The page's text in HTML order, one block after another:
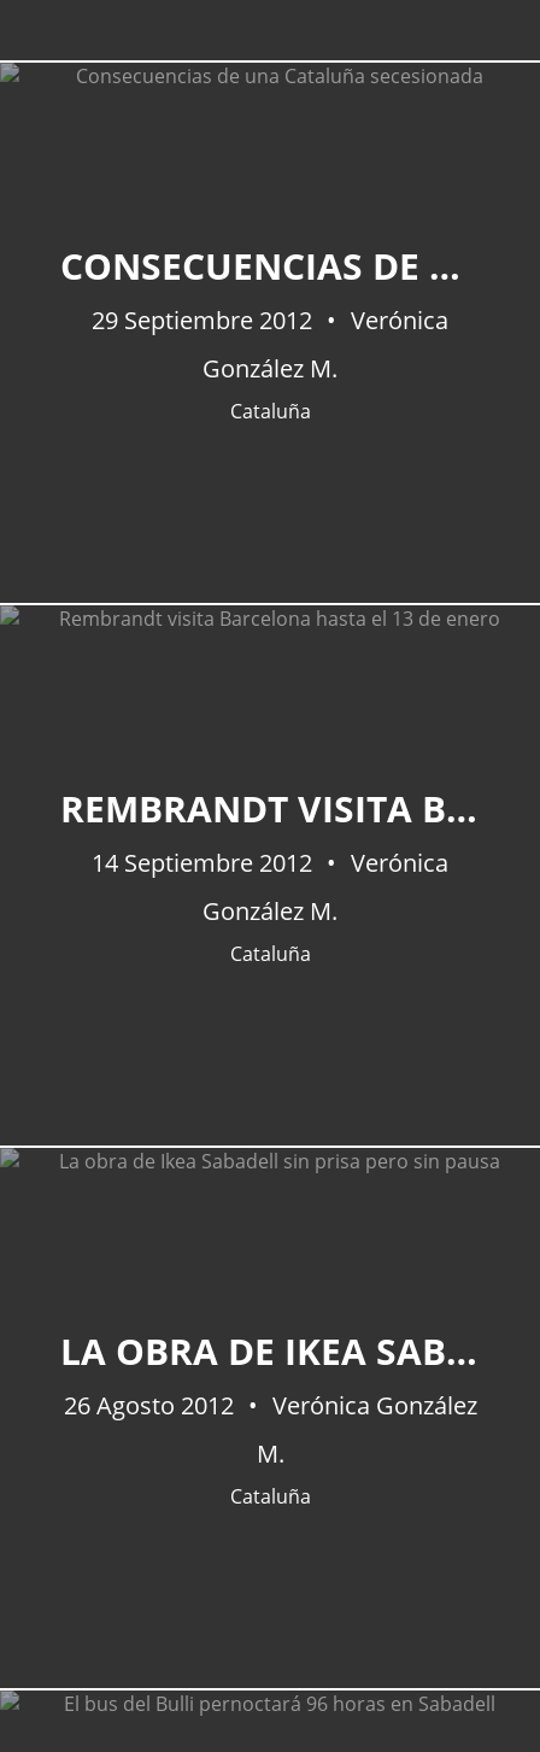
CONSECUENCIAS DE UNA CATALUÑA SECESIONADA
29 Septiembre 2012
Verónica
González M.
Cataluña
REMBRANDT VISITA BARCELONA HASTA EL 13 DE ENERO
14 Septiembre 2012
Verónica
González M.
Cataluña
LA OBRA DE IKEA SABADELL SIN PRISA PERO SIN PAUSA
26 Agosto 2012
Verónica González
M.
Cataluña